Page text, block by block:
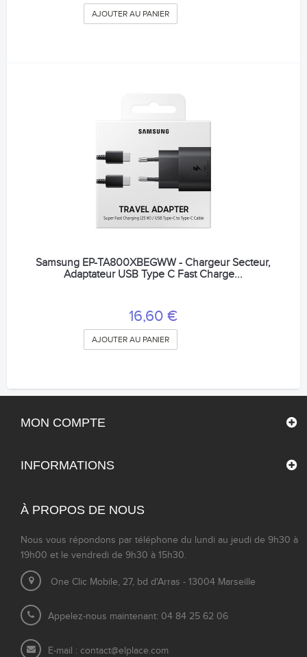
AJOUTER AU PANIER
Samsung EP-TA800XBEGWW - Chargeur Secteur,
Adaptateur USB Type C Fast Charge...
16,60 €
AJOUTER AU PANIER
MON COMPTE
INFORMATIONS
À PROPOS DE NOUS
Nous vous répondons par téléphone du lundi au jeudi de 9h30 à
19h00 et le vendredi de 9h30 à 15h30.
One Clic Mobile, 27, bd d'Arras - 13004 Marseille
Appelez-nous maintenant: 04 84 25 62 06
E-mail : contact@elplace.com